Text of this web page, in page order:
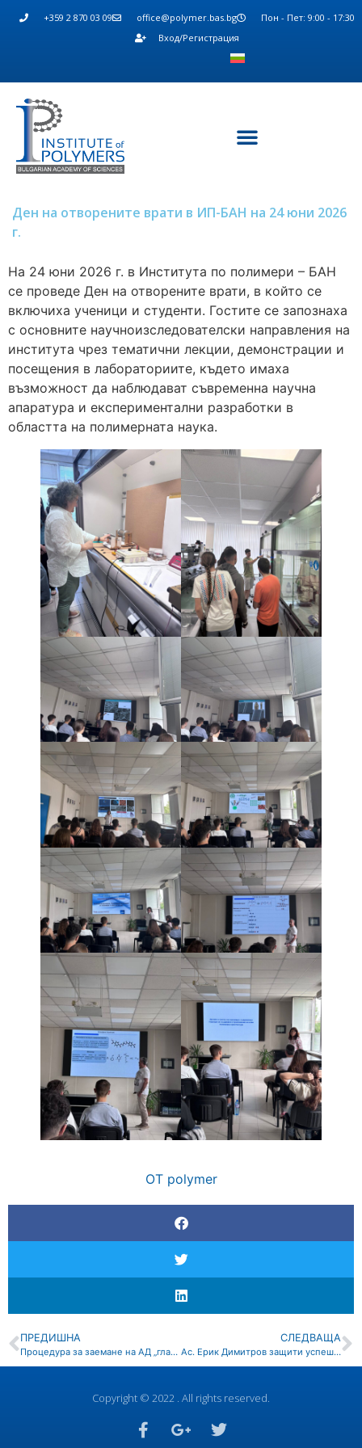
+359 2 870 03 09 office@polymer.bas.bg
Пон - Пет: 9:00 - 17:30
Вход/Регистрация
Ден на отворените врати в ИП-БАН на 24 юни 2026
г.
OTpolymer
На 24 юни 2026 г. в Института по полимери – БАН
се проведе Ден на отворените врати, в който се
включиха ученици и студенти. Гостите се запознаха
с основните научноизследователски направления на
института чрез тематични лекции, демонстрации и
посещения в лабораториите, където имаха
възможност да наблюдават съвременна научна
апаратура и експериментални разработки в
областта на полимерната наука.
ПРЕДИШНА
Процедура за заемане на АД „главен асистент“ – Полимерни биоматериали, ДВ, бр. 38 от 24.04.2026 г.
СЛЕДВАЩА
Ас. Ерик Димитров защити успешно дисертационен труд за придобиване на образователната и научна степен „ДОКТОР“
Copyright © 2022 . All rights reserved.